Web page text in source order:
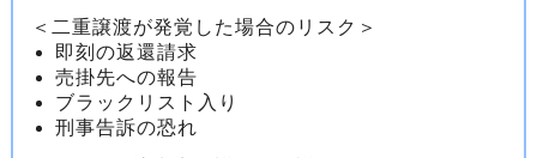
＜二重譲渡が発覚した場合のリスク＞
即刻の返還請求
売掛先への報告
ブラックリスト入り
刑事告訴の恐れ